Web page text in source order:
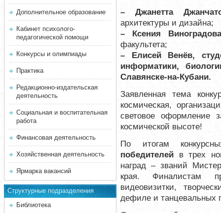
Дополнительное образование
Кабинет психолого-
педагогической помощи
Конкурсы и олимпиады
Практика
Редакционно-издательская
деятельность
Социальная и воспитательная
работа
Финансовая деятельность
Хозяйственная деятельность
Ярмарка вакансий
Структурные подразделения
Библиотека
– Джанетта
архитектуры и дизайна;
– Ксения
факультета;
– Елисей Венёв,
информатики,
Славянске-на-Кубани.
Заявленная тема
космическая,
световое оформление
космической высоте!
По итогам
победителей в трех
наград – званий
края. Финалистам
видеовизитки,
дефиле и танцевальных